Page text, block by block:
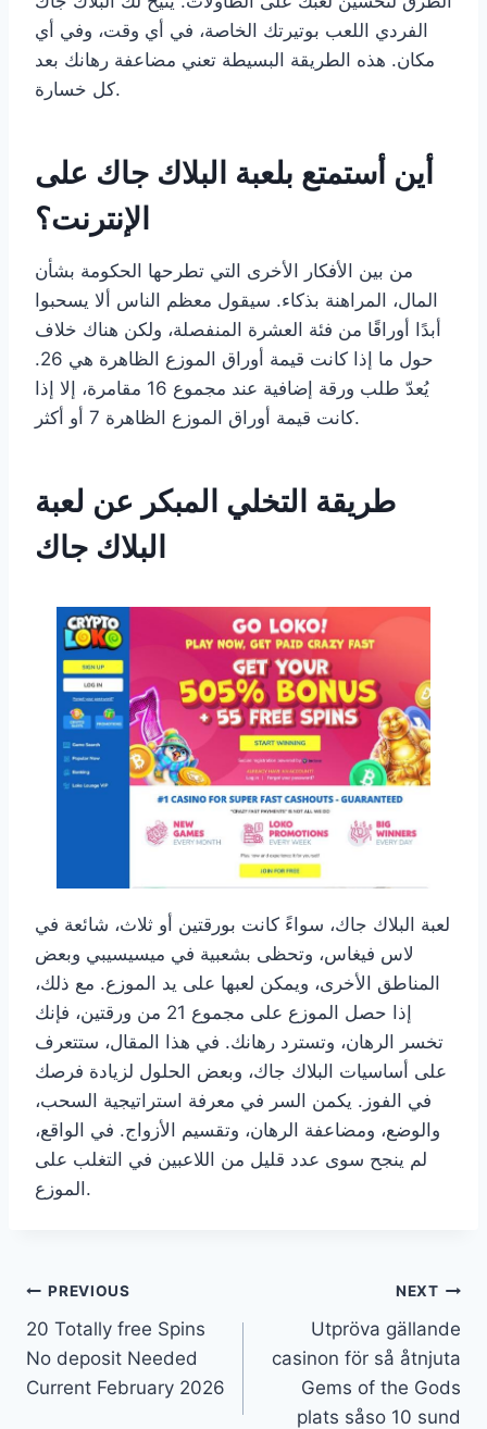
الفردي اللعب بوتيرتك الخاصة، في أي وقت، وفي أي
مكان. هذه الطريقة البسيطة تعني مضاعفة رهانك بعد
كل خسارة.
أين أستمتع بلعبة البلاك جاك على
الإنترنت؟
من بين الأفكار الأخرى التي تطرحها الحكومة بشأن
المال، المراهنة بذكاء. سيقول معظم الناس ألا يسحبوا
أبدًا أوراقًا من فئة العشرة المنفصلة، ​​ولكن هناك خلاف
حول ما إذا كانت قيمة أوراق الموزع الظاهرة هي 26.
يُعدّ طلب ورقة إضافية عند مجموع 16 مقامرة، إلا إذا
كانت قيمة أوراق الموزع الظاهرة 7 أو أكثر.
طريقة التخلي المبكر عن لعبة
البلاك جاك
لعبة البلاك جاك، سواءً كانت بورقتين أو ثلاث، شائعة في
لاس فيغاس، وتحظى بشعبية في ميسيسيبي وبعض
المناطق الأخرى، ويمكن لعبها على يد الموزع. مع ذلك،
إذا حصل الموزع على مجموع 21 من ورقتين، فإنك
تخسر الرهان، وتسترد رهانك. في هذا المقال، ستتعرف
على أساسيات البلاك جاك، وبعض الحلول لزيادة فرصك
في الفوز. يكمن السر في معرفة استراتيجية السحب،
والوضع، ومضاعفة الرهان، وتقسيم الأزواج. في الواقع،
لم ينجح سوى عدد قليل من اللاعبين في التغلب على
الموزع.
PREVIOUS
20 Totally free Spins
No deposit Needed
Current February 2026
NEXT
Utpröva gällande
casinon för så åtnjuta
Gems of the Gods
plats såso 10 sund